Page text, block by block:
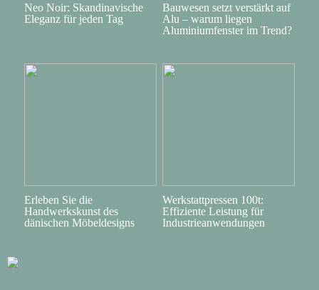
Neo Noir: Skandinavische
Eleganz für jeden Tag
Bauwesen setzt verstärkt auf
Alu – warum liegen
Aluminiumfenster im Trend?
Erleben Sie die
Handwerkskunst des
dänischen Möbeldesigns
Werkstattpressen 100t:
Effiziente Leistung für
Industrieanwendungen